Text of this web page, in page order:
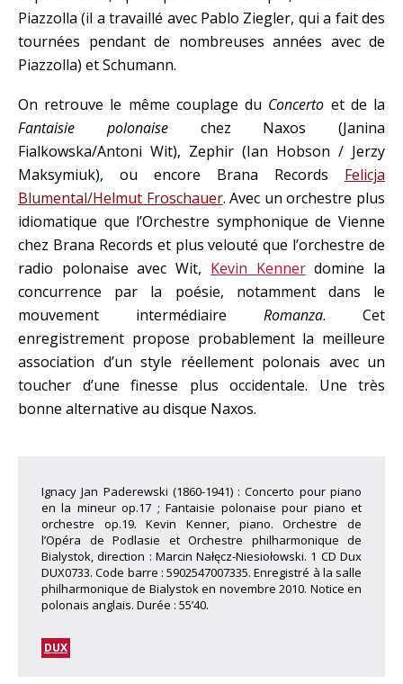
Piazzolla (il a travaillé avec Pablo Ziegler, qui a fait des
tournées pendant de nombreuses années avec de
Piazzolla) et Schumann.
On retrouve le même couplage du Concerto et de la
Fantaisie polonaisechez Naxos (Janina
Fialkowska/Antoni Wit), Zephir (Ian Hobson / Jerzy
Maksymiuk), ou encore Brana Records Felicja
Blumental/Helmut Froschauer. Avec un orchestre plus
idiomatique que l’Orchestre symphonique de Vienne
chez Brana Records et plus velouté que l’orchestre de
radio polonaise avec Wit, Kevin Kennerdomine la
concurrence par la poésie, notamment dans le
mouvement intermédiaire Romanza. Cet
enregistrement propose probablement la meilleure
association d’un style réellement polonais avec un
toucher d’une finesse plus occidentale. Une très
bonne alternative au disque Naxos.
Ignacy Jan Paderewski (1860-1941) : Concerto pour piano
en la mineur op.17 ; Fantaisie polonaise pour piano et
orchestre op.19. Kevin Kenner, piano. Orchestre de
l’Opéra de Podlasie et Orchestre philharmonique de
Bialystok, direction : Marcin Nałęcz-Niesiołowski. 1 CD Dux
DUX0733. Code barre : 5902547007335. Enregistré à la salle
philharmonique de Bialystok en novembre 2010. Notice en
polonais anglais. Durée : 55’40.
DUX